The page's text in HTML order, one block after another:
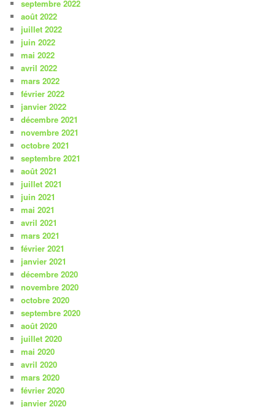
septembre 2022
août 2022
juillet 2022
juin 2022
mai 2022
avril 2022
mars 2022
février 2022
janvier 2022
décembre 2021
novembre 2021
octobre 2021
septembre 2021
août 2021
juillet 2021
juin 2021
mai 2021
avril 2021
mars 2021
février 2021
janvier 2021
décembre 2020
novembre 2020
octobre 2020
septembre 2020
août 2020
juillet 2020
mai 2020
avril 2020
mars 2020
février 2020
janvier 2020